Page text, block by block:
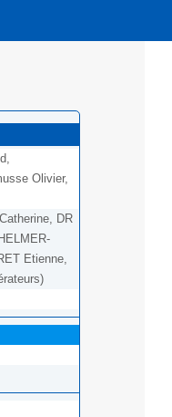
Olivier,
DR
Etienne,